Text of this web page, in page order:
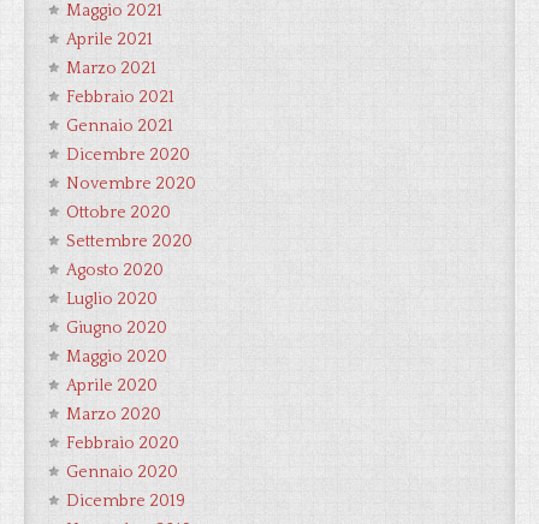
Maggio 2021
Aprile 2021
Marzo 2021
Febbraio 2021
Gennaio 2021
Dicembre 2020
Novembre 2020
Ottobre 2020
Settembre 2020
Agosto 2020
Luglio 2020
Giugno 2020
Maggio 2020
Aprile 2020
Marzo 2020
Febbraio 2020
Gennaio 2020
Dicembre 2019